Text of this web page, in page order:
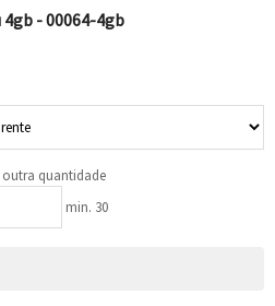
- 00064-4gb
quantidade
min. 30